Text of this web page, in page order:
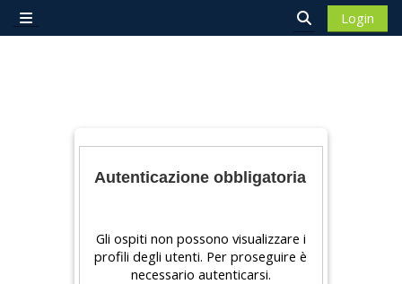
Vai al contenuto principale
Pannello laterale
Attiva/
Login
Autenticazione obbligatoria
Gli ospiti non possono visualizzare i
profili degli utenti. Per proseguire è
necessario autenticarsi.